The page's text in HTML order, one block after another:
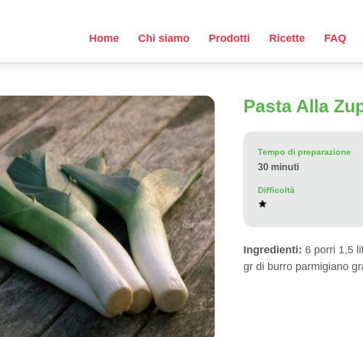
Home Chi siamo Prodotti Ricette FAQ
Pasta Alla
Tempo di preparazione
30 minuti
Difficoltà
Ingredienti: 6 porri 1,5
gr di burro parmigiano